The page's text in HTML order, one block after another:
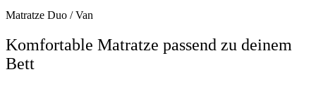
Matratze Duo / Van
Komfortable Matratze passend zu deinem
Bett